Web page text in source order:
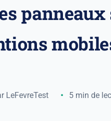
LeFevreTest 5 min de